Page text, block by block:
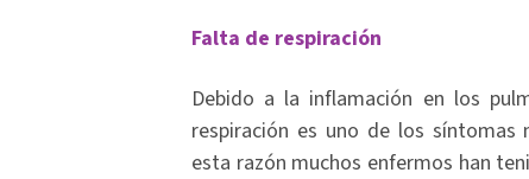
Falta de respiración
Debido a la inflamación en los
respiración es uno de los
esta razón muchos enfermos han